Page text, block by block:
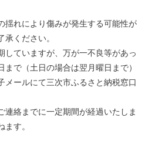
揺れにより傷みが発生する可能性が
承ください。
ていますが、万が一不良等があっ
で（土日の場合は翌月曜日まで）
メールにて三次市ふるさと納税窓口
絡までに一定期間が経過いたしま
す。